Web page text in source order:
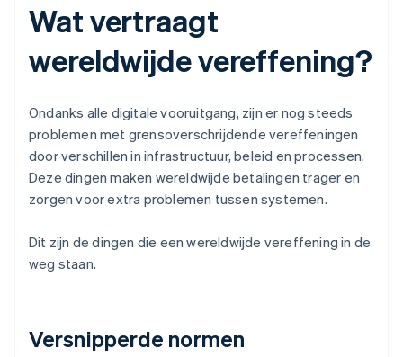
Wat vertraagt
wereldwijde vereffening?
Ondanks alle digitale vooruitgang, zijn er nog steeds
problemen met grensoverschrijdende vereffeningen
door verschillen in infrastructuur, beleid en processen.
Deze dingen maken wereldwijde betalingen trager en
zorgen voor extra problemen tussen systemen.
Dit zijn de dingen die een wereldwijde vereffening in de
weg staan.
Versnipperde normen